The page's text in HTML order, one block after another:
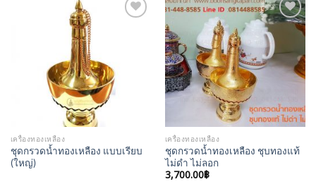
เครื่องทองเหลือง
ชุดกรวดน้ำทองเหลือง แบบเรียบ
(ใหญ่)
Add to
Wishlist
เครื่องทองเหลือง
ชุดกรวดน้ำทองเหลือง ชุบทองแท้
ไม่ดำ ไม่ลอก
3,700.00฿